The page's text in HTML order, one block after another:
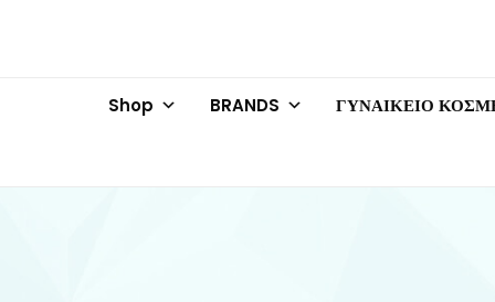
Shop BRANDS ΓΥΝΑΙΚΕΙΟ